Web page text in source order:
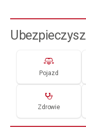
Ubezpieczysz
Pojazd
Zdrowie